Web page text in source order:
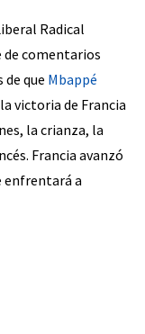
Radical
de comentarios
de que Mbappé
victoria de Francia
la crianza, la
Francia avanzó
enfrentará a